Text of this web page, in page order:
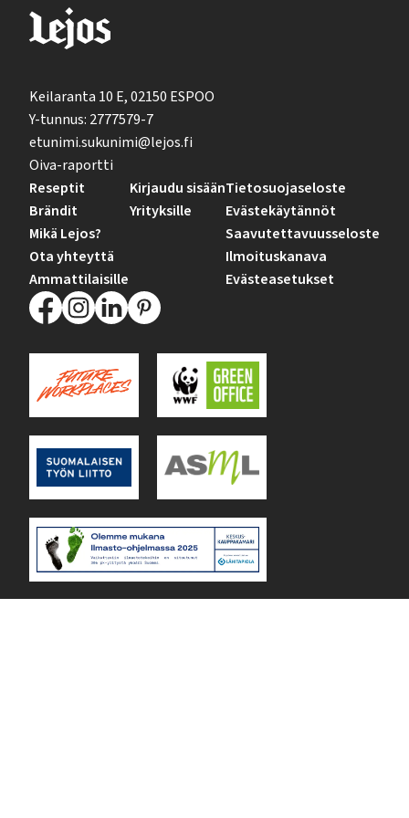
Keilaranta 10 E, 02150 ESPOO
Y-tunnus: 2777579-7
etunimi.sukunimi@lejos.fi
Oiva-raportti
Reseptit
Brändit
Mikä Lejos?
Ota yhteyttä
Ammattilaisille
Kirjaudu sisään
Yrityksille
Tietosuojaseloste
Evästekäytännöt
Saavutettavuusseloste
Ilmoituskanava
Evästeasetukset